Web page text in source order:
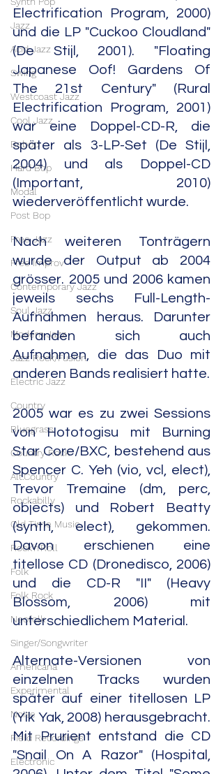
Jazz
Acid Jazz
Swing
Westcoast Jazz
Cool Jazz
Bebop
Hard Bop
Modal
Post Bop
Free Jazz
Free Improv
Contemporary Jazz
Soul Jazz
Modern Jazz
Jazz Rock/Fusion
Electric Jazz
Country
Bluegrass
Country Rock
Alt.Country
Rockabilly
Old Time Music
Rock'n'Roll
Folk
Folk Rock
Neofolk
Singer/Songwriter
Americana
Experimental
Noise
Field Recordings
Electronic
Electrification Program, 2000)
und die LP "Cuckoo Cloudland"
(De Stijl, 2001). "Floating
Japanese Oof! Gardens Of
The 21st Century" (Rural
Electrification Program, 2001)
war eine Doppel-CD-R, die
später als 3-LP-Set (De Stijl,
2004) und als Doppel-CD
(Important, 2010)
wiederveröffentlicht wurde.
Nach weiteren Tonträgern
wurde der Output ab 2004
grösser. 2005 und 2006 kamen
jeweils sechs Full-Length-
Aufnahmen heraus. Darunter
befanden sich auch
Aufnahmen, die das Duo mit
anderen Bands realisiert hatte.
2005 war es zu zwei Sessions
von Hototogisu mit Burning
Star Core/BXC, bestehend aus
Spencer C. Yeh (vio, vcl, elect),
Trevor Tremaine (dm, perc,
objects) und Robert Beatty
(synth, elect), gekommen.
Davon erschienen eine
titellose CD (Dronedisco, 2006)
und die CD-R "II" (Heavy
Blossom, 2006) mit
unterschiedlichem Material.
Alternate-Versionen von
einzelnen Tracks wurden
später auf einer titellosen LP
(Yik Yak, 2008) herausgebracht.
Mit Prurient entstand die CD
"Snail On A Razor" (Hospital,